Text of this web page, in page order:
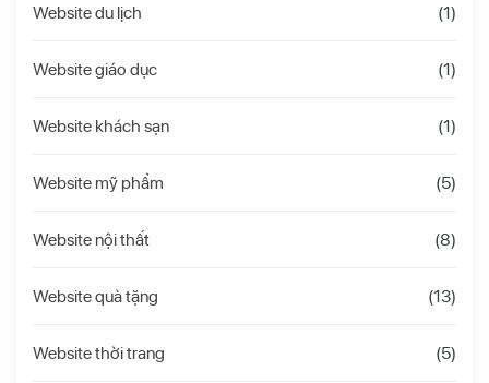
Website du lịch (1)
Website giáo dục (1)
Website khách sạn (1)
Website mỹ phẩm (5)
Website nội thất (8)
Website quà tặng (13)
Website thời trang (5)